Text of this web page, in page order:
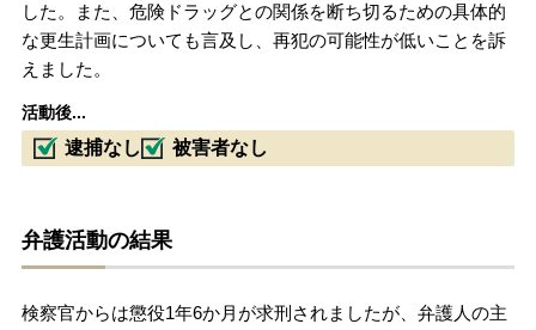
した。また、危険ドラッグとの関係を断ち切るための具体的
な更生計画についても言及し、再犯の可能性が低いことを訴
えました。
活動後...
逮捕なし 被害者なし
弁護活動の結果
検察官からは懲役1年6か月が求刑されましたが、弁護人の主